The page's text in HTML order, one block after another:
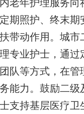
老年护理服务
期照护、终末
带动作用。城
专业护士，通
队等方式，在
能力。鼓励二
支持基层医疗